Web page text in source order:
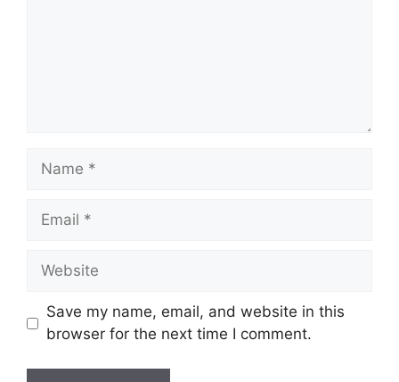
Name
Email
Website
Save my name, email, and website in this
browser for the next time I comment.